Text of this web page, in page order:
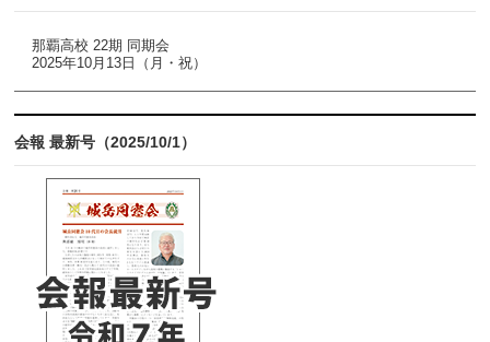
那覇高校 22期 同期会
2025年10月13日（月・祝）
会報 最新号（2025/10/1）